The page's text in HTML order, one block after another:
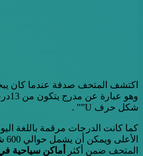
اكتشف المتحف صدفة عندما كان
وهو
شكل حرف U”” .
كما كانت الدرجات مرقمة باللغة
المتحف ضمن أكثر
أماكن سياحية